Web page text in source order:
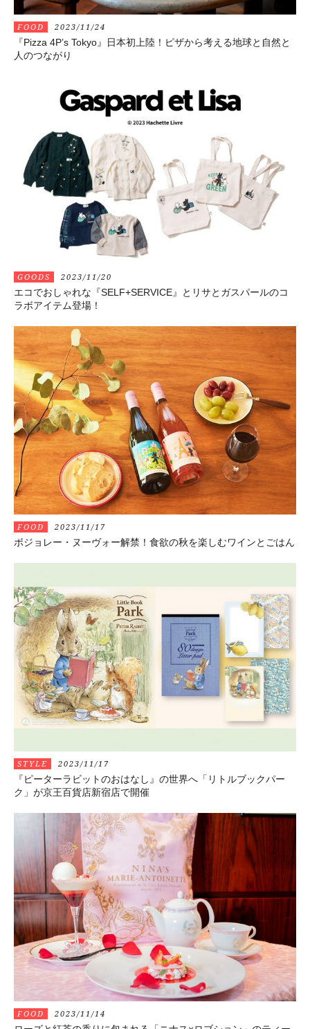
FOOD 2023/11/24
『Pizza 4P’s Tokyo』日本初上陸！ピザから考える地球と自然と
人のつながり
GOODS 2023/11/20
エコでおしゃれな『SELF+SERVICE』とリサとガスパールのコ
ラボアイテム登場！
FOOD 2023/11/17
ボジョレー・ヌーヴォー解禁！食欲の秋を楽しむワインとごはん
STYLE 2023/11/17
『ピーターラビットのおはなし』の世界へ「リトルブックパー
ク」が京王百貨店新宿店で開催
FOOD 2023/11/14